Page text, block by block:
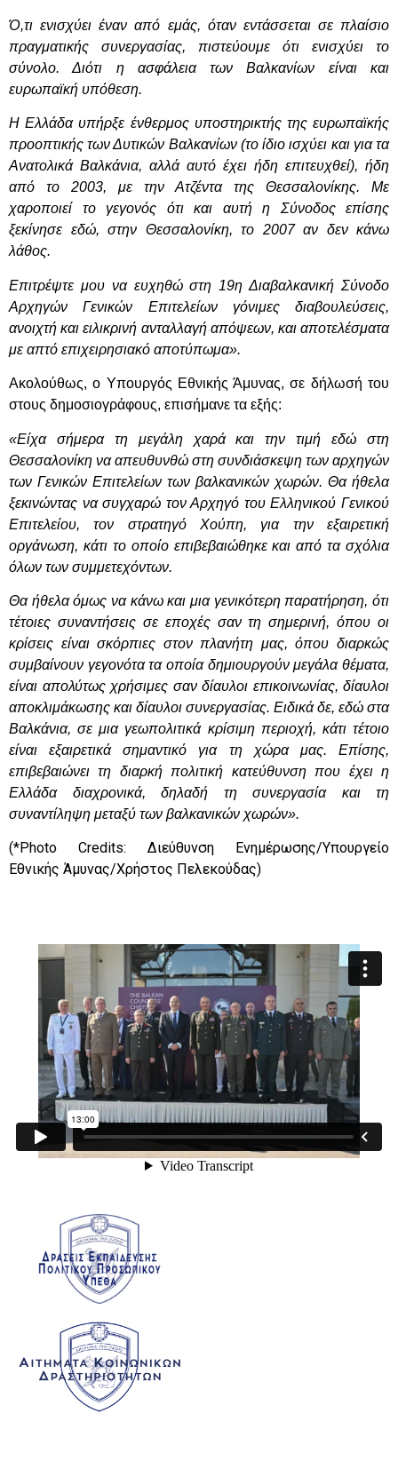
Ό,τι ενισχύει έναν από εμάς, όταν εντάσσεται σε πλαίσιο
πραγματικής συνεργασίας, πιστεύουμε ότι ενισχύει το
σύνολο. Διότι η ασφάλεια των Βαλκανίων είναι και
ευρωπαϊκή υπόθεση.
Η Ελλάδα υπήρξε ένθερμος υποστηρικτής της ευρωπαϊκής
προοπτικής των Δυτικών Βαλκανίων (το ίδιο ισχύει και για τα
Ανατολικά Βαλκάνια, αλλά αυτό έχει ήδη επιτευχθεί), ήδη
από το 2003, με την Ατζέντα της Θεσσαλονίκης. Με
χαροποιεί το γεγονός ότι και αυτή η Σύνοδος επίσης
ξεκίνησε εδώ, στην Θεσσαλονίκη, το 2007 αν δεν κάνω
λάθος.
Επιτρέψτε μου να ευχηθώ στη 19η Διαβαλκανική Σύνοδο
Αρχηγών Γενικών Επιτελείων γόνιμες διαβουλεύσεις,
ανοιχτή και ειλικρινή ανταλλαγή απόψεων, και αποτελέσματα
με απτό επιχειρησιακό αποτύπωμα».
Ακολούθως, ο Υπουργός Εθνικής Άμυνας, σε δήλωσή του
στους δημοσιογράφους, επισήμανε τα εξής:
«Είχα σήμερα τη μεγάλη χαρά και την τιμή εδώ στη
Θεσσαλονίκη να απευθυνθώ στη συνδιάσκεψη των αρχηγών
των Γενικών Επιτελείων των βαλκανικών χωρών. Θα ήθελα
ξεκινώντας να συγχαρώ τον Αρχηγό του Ελληνικού Γενικού
Επιτελείου, τον στρατηγό Χούπη, για την εξαιρετική
οργάνωση, κάτι το οποίο επιβεβαιώθηκε και από τα σχόλια
όλων των συμμετεχόντων.
Θα ήθελα όμως να κάνω και μια γενικότερη παρατήρηση, ότι
τέτοιες συναντήσεις σε εποχές σαν τη σημερινή, όπου οι
κρίσεις είναι σκόρπιες στον πλανήτη μας, όπου διαρκώς
συμβαίνουν γεγονότα τα οποία δημιουργούν μεγάλα θέματα,
είναι απολύτως χρήσιμες σαν δίαυλοι επικοινωνίας, δίαυλοι
αποκλιμάκωσης και δίαυλοι συνεργασίας. Ειδικά δε, εδώ στα
Βαλκάνια, σε μια γεωπολιτικά κρίσιμη περιοχή, κάτι τέτοιο
είναι εξαιρετικά σημαντικό για τη χώρα μας. Επίσης,
επιβεβαιώνει τη διαρκή πολιτική κατεύθυνση που έχει η
Ελλάδα διαχρονικά, δηλαδή τη συνεργασία και τη
συναντίληψη μεταξύ των βαλκανικών χωρών».
(*Photο Credits: Διεύθυνση Ενημέρωσης/Υπουργείο
Εθνικής Άμυνας/Χρήστος Πελεκούδας)